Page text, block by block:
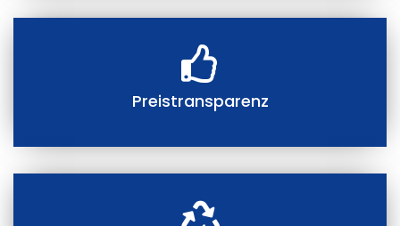
Preistransparenz